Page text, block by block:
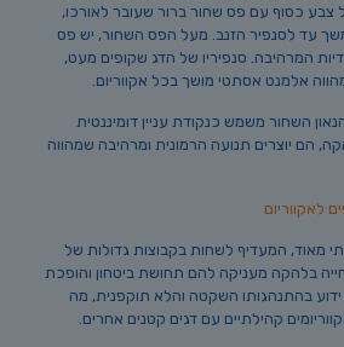
צבע כסוף עם פס שחור ברור שעובר לאורכו,
עד לסנפיר הזנב. מעל הפס השחור, יש פס
המרהיבה. סנפיריו של הדג שקופים מעט,
אלמנט אסתטי מושך בכל אקווריום.
השחור משמש כנקודת עניין דומיננטית
הם יוצרים תנועה הרמונית ומרהיבה שמהווה
לאקווריום
מאוד, המעדיף לשחות בקבוצות גדולות של
השחייה בלהקה מעניקה להם תחושת ביטחון והופכת
ידוע בהתנהגותו השקטה והלא תוקפנית, מה
קהילתיים עם דגים קטנים אחרים.